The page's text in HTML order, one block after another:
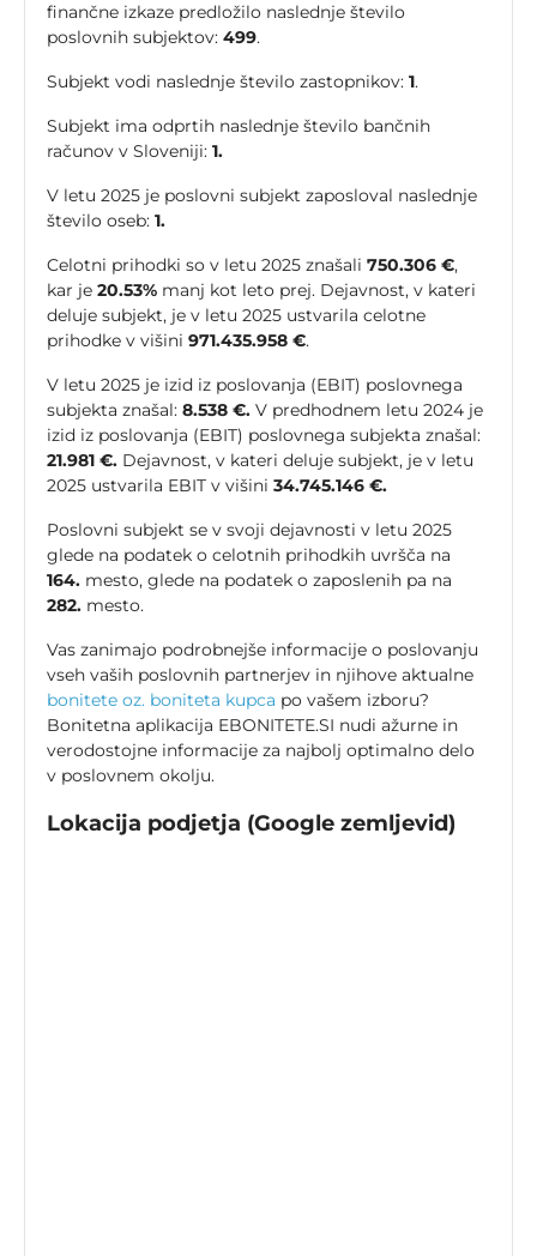
finančne izkaze predložilo naslednje število
poslovnih subjektov: 499.
Subjekt vodi naslednje število zastopnikov: 1.
Subjekt ima odprtih naslednje število bančnih
računov v Sloveniji: 1.
V letu 2025 je poslovni subjekt zaposloval naslednje
število oseb: 1.
Celotni prihodki so v letu 2025 znašali 750.306 €,
kar je 20.53% manj kot leto prej. Dejavnost, v kateri
deluje subjekt, je v letu 2025 ustvarila celotne
prihodke v višini 971.435.958 €.
V letu 2025 je izid iz poslovanja (EBIT) poslovnega
subjekta znašal: 8.538 €. V predhodnem letu 2024 je
izid iz poslovanja (EBIT) poslovnega subjekta znašal:
21.981 €. Dejavnost, v kateri deluje subjekt, je v letu
2025 ustvarila EBIT v višini 34.745.146 €.
Poslovni subjekt se v svoji dejavnosti v letu 2025
glede na podatek o celotnih prihodkih uvršča na
164. mesto, glede na podatek o zaposlenih pa na
282. mesto.
Vas zanimajo podrobnejše informacije o poslovanju
vseh vaših poslovnih partnerjev in njihove aktualne
bonitete oz. boniteta kupca po vašem izboru?
Bonitetna aplikacija EBONITETE.SI nudi ažurne in
verodostojne informacije za najbolj optimalno delo
v poslovnem okolju.
Lokacija podjetja (Google zemljevid)